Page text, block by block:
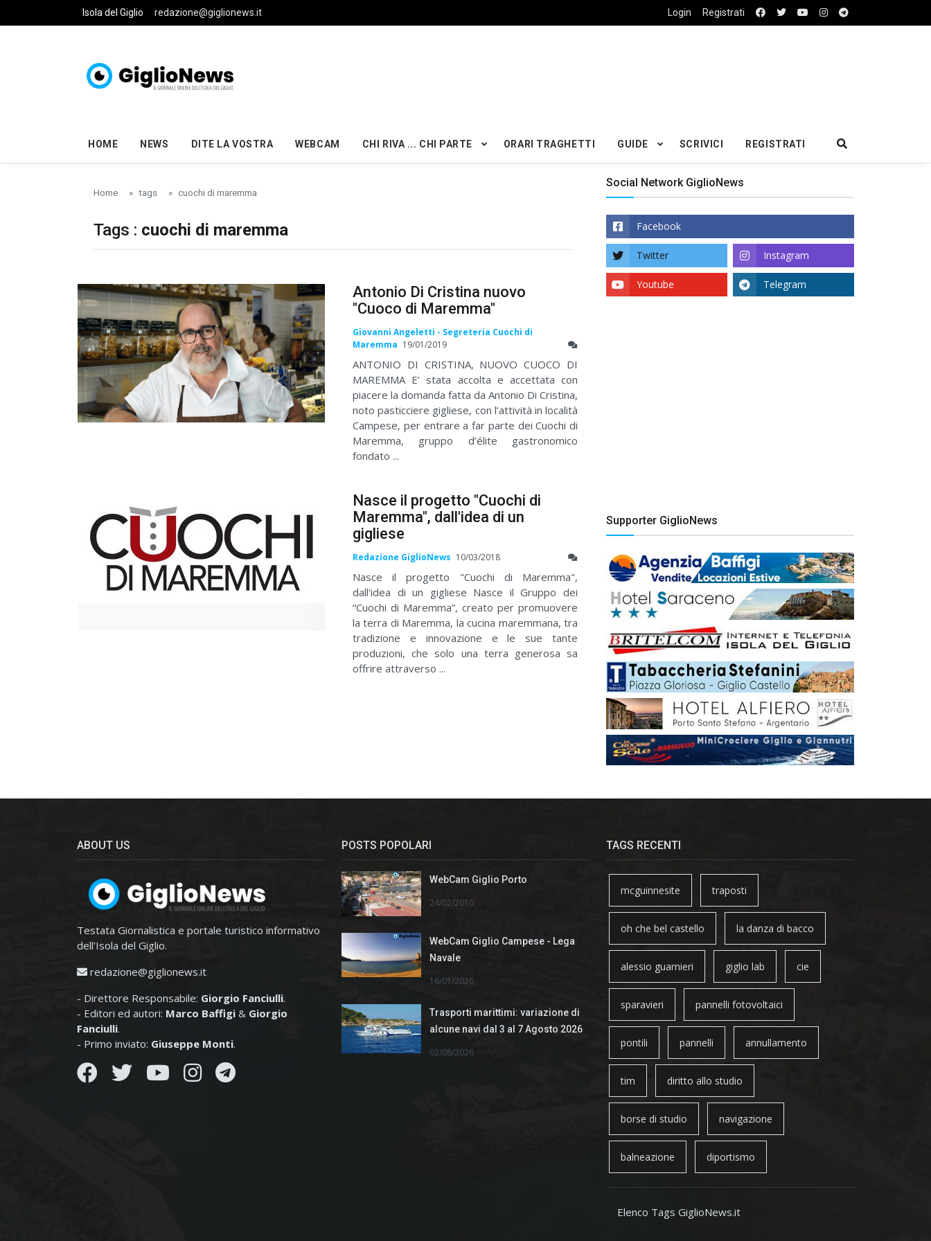
Skip to main content
Isola del Giglio redazione@giglionews.it Login Registrati
HOME NEWS DITE LA VOSTRA WEBCAM CHI RIVA ... CHI PARTE ORARI TRAGHETTI GUIDE SCRIVICI REGISTRATI
Home tags cuochi di maremma
Tags : cuochi di maremma
Antonio Di Cristina nuovo
"Cuoco di Maremma"
Giovanni Angeletti - Segreteria Cuochi di
Maremma 19/01/2019
ANTONIO DI CRISTINA, NUOVO CUOCO DI
MAREMMA E’ stata accolta e accettata con
piacere la domanda fatta da Antonio Di Cristina,
noto pasticciere gigliese, con l’attività in località
Campese, per entrare a far parte dei Cuochi di
Maremma, gruppo d’élite gastronomico
fondato ...
Nasce il progetto "Cuochi di
Maremma", dall'idea di un
gigliese
Redazione GiglioNews 10/03/2018
Nasce il progetto "Cuochi di Maremma",
dall'idea di un gigliese Nasce il Gruppo dei
“Cuochi di Maremma”, creato per promuovere
la terra di Maremma, la cucina maremmana, tra
tradizione e innovazione e le sue tante
produzioni, che solo una terra generosa sa
offrire attraverso ...
Social Network GiglioNews
Facebook
Twitter Instagram
Youtube Telegram
Supporter GiglioNews
ABOUT US
Testata Giornalistica e portale turistico informativo
dell'Isola del Giglio.
redazione@giglionews.it
- Direttore Responsabile: Giorgio Fanciulli.
- Editori ed autori: Marco Baffigi & Giorgio
Fanciulli.
- Primo inviato: Giuseppe Monti.
POSTS POPOLARI
WebCam Giglio Porto
24/02/2010
WebCam Giglio Campese - Lega
Navale
16/01/2020
Trasporti marittimi: variazione di
alcune navi dal 3 al 7 Agosto 2026
02/08/2026
TAGS RECENTI
mcguinnesite traposti
oh che bel castello la danza di bacco
alessio guarnieri giglio lab cie
sparavieri pannelli fotovoltaici
pontili pannelli annullamento
tim diritto allo studio
borse di studio navigazione
balneazione diportismo
Elenco Tags GiglioNews.it